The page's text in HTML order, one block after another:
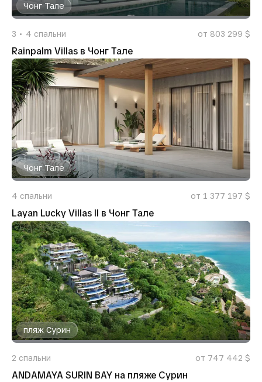
Чонг Тале
3 4 спальни от 803 299 $
Rainpalm Villas в Чонг Тале
Чонг Тале
4 спальни от 1 377 197 $
Layan Lucky Villas II в Чонг Тале
пляж Сурин
2 спальни от 747 442 $
ANDAMAYA SURIN BAY на пляже Сурин